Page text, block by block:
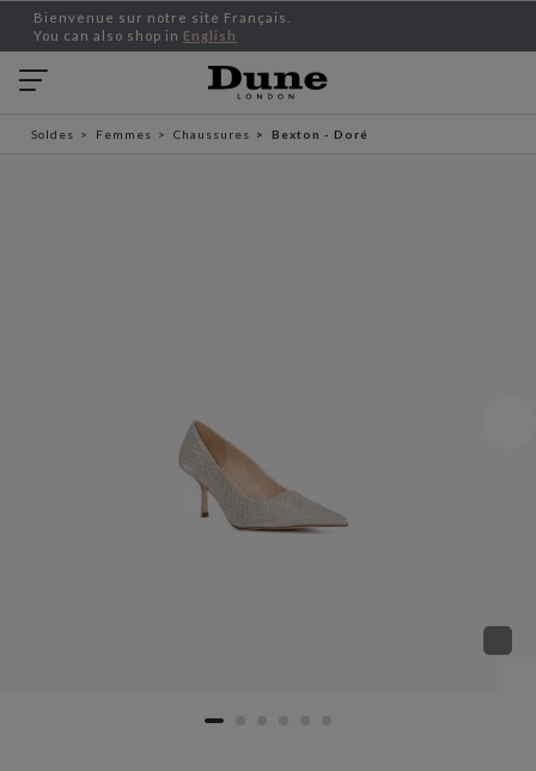
Bienvenue sur notre site Français.
You can also shop in English
Soldes Femmes Chaussures Bexton - Doré